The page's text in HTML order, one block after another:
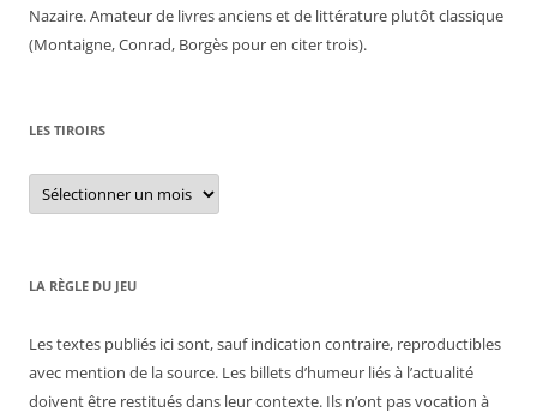
Nazaire. Amateur de livres anciens et de littérature plutôt classique
(Montaigne, Conrad, Borgès pour en citer trois).
LES TIROIRS
Les
tiroirs
LA RÈGLE DU JEU
Les textes publiés ici sont, sauf indication contraire, reproductibles
avec mention de la source. Les billets d’humeur liés à l’actualité
doivent être restitués dans leur contexte. Ils n’ont pas vocation à